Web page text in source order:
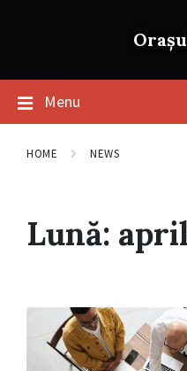
Menu
HOME NEWS
Lună: